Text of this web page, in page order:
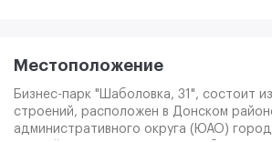
Местоположение
Бизнес-парк "Шаболовка, 31", состоит
строений, расположен в Донском
административного округа (ЮАО)